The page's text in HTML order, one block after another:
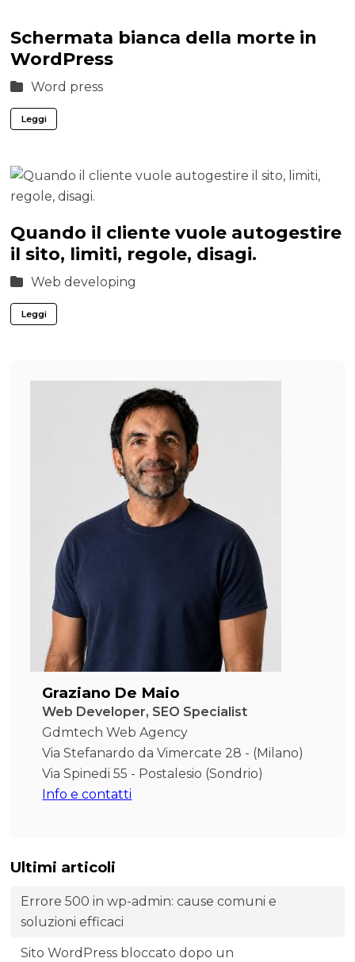
Schermata bianca della morte in
WordPress
Word press
Leggi
Quando il cliente vuole autogestire
il sito, limiti, regole, disagi.
Web developing
Leggi
Graziano De Maio
Web Developer, SEO Specialist
Gdmtech Web Agency
Via Stefanardo da Vimercate 28 - (Milano)
Via Spinedi 55 - Postalesio (Sondrio)
Info e contatti
Ultimi articoli
Errore 500 in wp-admin: cause comuni e
soluzioni efficaci
Sito WordPress bloccato dopo un